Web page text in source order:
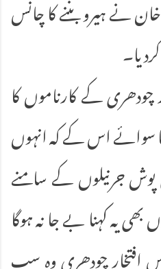
نے ہیرو بننے کا چانس
چودھری کے کارناموں کا
سوائے اس کے کہ انہوں
جرنیلوں کے سامنے
بھی یہ کہنا بے جا نہ ہوگا
افتخار چودھری وہ سب